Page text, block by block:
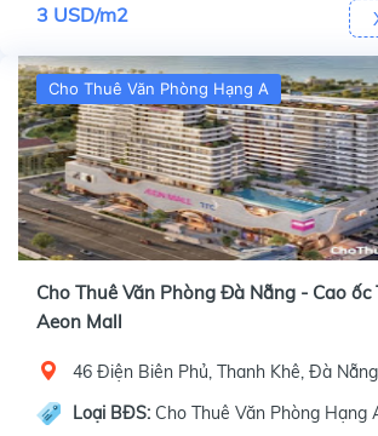
3 USD/m2
Cho Thuê Văn Phòng Hạng A
Cho Thuê Văn Phòng Đà Nẵng - Cao ốc
Aeon Mall
46 Điện Biên Phủ, Thanh Khê, Đà Nẵng
Loại BĐS: Cho Thuê Văn Phòng Hạng